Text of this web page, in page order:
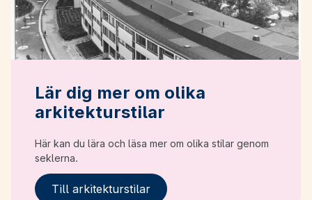
Lär dig mer om olika
arkitekturstilar
Här kan du lära och läsa mer om olika stilar genom
seklerna.
Till arkitekturstilar